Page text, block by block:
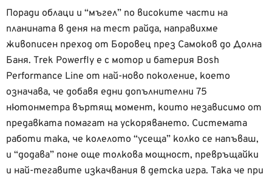
Поради облаци и “мъгел” по високите части на
планината в деня на тест райда, направихме
живописен преход от Боровец през Самоков до Долна
Баня. Trek Powerfly е с мотор и батерия Bosh
Performance Line от най-ново поколение, което
означава, че добавя едни допълнителни 75
нютонметра въртящ момент, които независимо от
предавката помагат на ускоряването. Системата
работи така, че колелото “усеща” колко се напъваш,
и “додава” поне още толкова мощност, превръщайки
и най-тегавите изкачвания в детска игра. Така че при